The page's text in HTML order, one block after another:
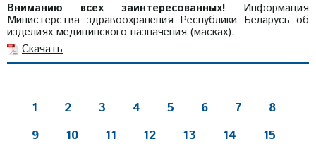
Вниманию всех заинтересованных! Информация
Министерства здравоохранения Республики Беларусь об
изделиях медицинского назначения (масках).
Скачать
1 2 3 4 5 6 7
8
9
10 11 12 13 14
15